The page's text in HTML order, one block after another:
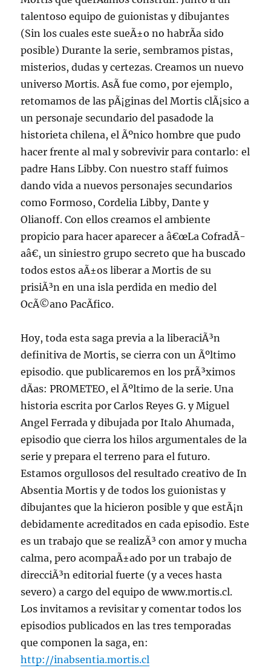
talentoso equipo de guionistas y dibujantes
(Sin los cuales este sueÃ±o no habrÃ­a sido
posible) Durante la serie, sembramos pistas,
misterios, dudas y certezas. Creamos un nuevo
universo Mortis. AsÃ­ fue como, por ejemplo,
retomamos de las pÃ¡ginas del Mortis clÃ¡sico a
un personaje secundario del pasadode la
historieta chilena, el Ãºnico hombre que pudo
hacer frente al mal y sobrevivir para contarlo: el
padre Hans Libby. Con nuestro staff fuimos
dando vida a nuevos personajes secundarios
como Formoso, Cordelia Libby, Dante y
Olianoff. Con ellos creamos el ambiente
propicio para hacer aparecer a â€œLa CofradÃ­
aâ€, un siniestro grupo secreto que ha buscado
todos estos aÃ±os liberar a Mortis de su
prisiÃ³n en una isla perdida en medio del
OcÃ©ano PacÃ­fico.
Hoy, toda esta saga previa a la liberaciÃ³n
definitiva de Mortis, se cierra con un Ãºltimo
episodio. que publicaremos en los prÃ³ximos
dÃ­as: PROMETEO, el Ãºltimo de la serie. Una
historia escrita por Carlos Reyes G. y Miguel
Angel Ferrada y dibujada por Italo Ahumada,
episodio que cierra los hilos argumentales de la
serie y prepara el terreno para el futuro.
Estamos orgullosos del resultado creativo de In
Absentia Mortis y de todos los guionistas y
dibujantes que la hicieron posible y que estÃ¡n
debidamente acreditados en cada episodio. Este
es un trabajo que se realizÃ³ con amor y mucha
calma, pero acompaÃ±ado por un trabajo de
direcciÃ³n editorial fuerte (y a veces hasta
severo) a cargo del equipo de www.mortis.cl.
Los invitamos a revisitar y comentar todos los
episodios publicados en las tres temporadas
que componen la saga, en:
http://inabsentia.mortis.cl